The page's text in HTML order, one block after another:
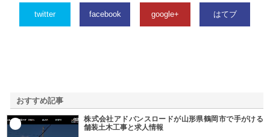
twitter facebook google+ はてブ
おすすめ記事
株式会社アドバンスロードが山形県鶴岡市で手がける
舗装土木工事と求人情報